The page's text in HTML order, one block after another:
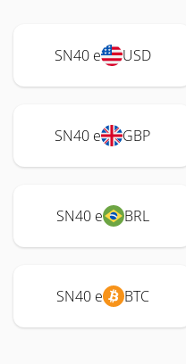
SN40 e USD
SN40 e GBP
SN40 e BRL
SN40 e BTC